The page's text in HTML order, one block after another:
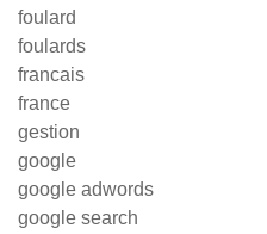
foulard
foulards
francais
france
gestion
google
google adwords
google search